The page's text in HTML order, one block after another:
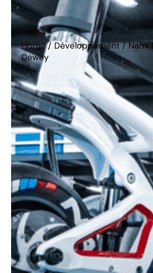
Home Développement
Nami
Dewey